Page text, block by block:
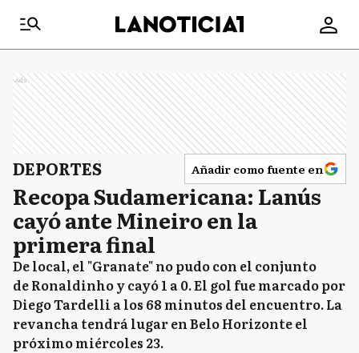
Ads
DEPORTES Añadir como fuente en
Recopa Sudamericana: Lanús
cayó ante Mineiro en la
primera final
De local, el "Granate" no pudo con el conjunto
de Ronaldinho y cayó 1 a 0. El gol fue marcado por
Diego Tardelli a los 68 minutos del encuentro. La
revancha tendrá lugar en Belo Horizonte el
próximo miércoles 23.